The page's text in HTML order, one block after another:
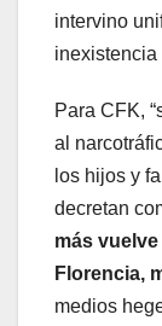
intervino
inexistencia
Para CFK,
al
los hijos y
decretan
más
Florencia,
medios